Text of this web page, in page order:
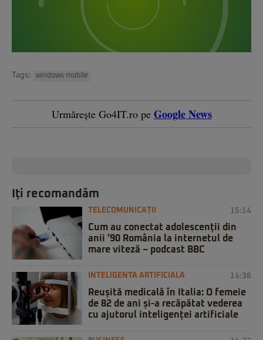
Tags: windows mobile
Urmărește Go4IT.ro pe Google News
Iți recomandăm
TELECOMUNICAȚII 15:14
Cum au conectat adolescenții din
anii ’90 România la internetul de
mare viteză – podcast BBC
INTELIGENTA ARTIFICIALA 14:38
Reușită medicală în Italia: O femeie
de 82 de ani și-a recăpătat vederea
cu ajutorul inteligenței artificiale